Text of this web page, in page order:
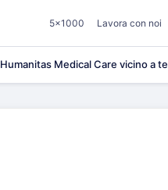
5×1000 Lavora con noi
Humanitas Medical Care vicino a te